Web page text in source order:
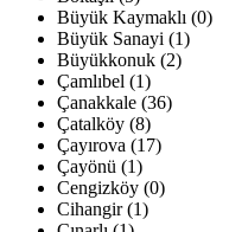
Büyük Kaymaklı (0)
Büyük Sanayi (1)
Büyükkonuk (2)
Çamlıbel (1)
Çanakkale (36)
Çatalköy (8)
Çayırova (17)
Çayönü (1)
Cengizköy (0)
Cihangir (1)